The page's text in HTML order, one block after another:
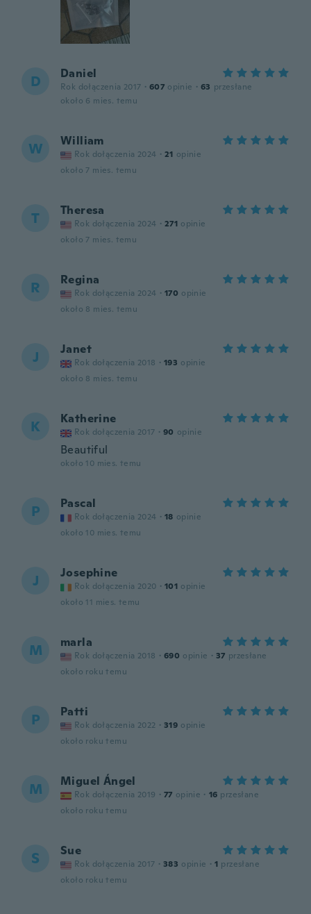
D Daniel
Rok dołączenia 2017 · 607 opinie · 63 przesłane
około 6 mies. temu
W William
Rok dołączenia 2024 · 21 opinie
około 7 mies. temu
T Theresa
Rok dołączenia 2024 · 271 opinie
około 7 mies. temu
R Regina
Rok dołączenia 2024 · 170 opinie
około 8 mies. temu
J Janet
Rok dołączenia 2018 · 193 opinie
około 8 mies. temu
K Katherine
Rok dołączenia 2017 · 90 opinie
Beautiful
około 10 mies. temu
P Pascal
Rok dołączenia 2024 · 18 opinie
około 10 mies. temu
J Josephine
Rok dołączenia 2020 · 101 opinie
około 11 mies. temu
M marla
Rok dołączenia 2018 · 690 opinie · 37 przesłane
około roku temu
P Patti
Rok dołączenia 2022 · 319 opinie
około roku temu
M Miguel Ángel
Rok dołączenia 2019 · 77 opinie · 16 przesłane
około roku temu
S Sue
Rok dołączenia 2017 · 383 opinie · 1 przesłane
około roku temu